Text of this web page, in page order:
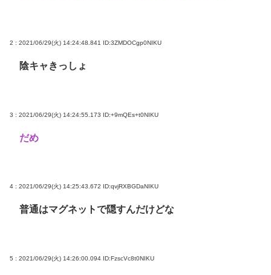
2 : 2021/06/29(火) 14:24:48.841 ID:3ZMDOCgp0NIKU
陰キャきっしょ
3 : 2021/06/29(火) 14:24:55.173 ID:+9mQEs+t0NIKU
だめ
4 : 2021/06/29(火) 14:25:43.672 ID:qvjRXBGDaNIKU
普通はマグネットで隠すんだけどな
5 : 2021/06/29(火) 14:26:00.094 ID:FzscVc8t0NIKU